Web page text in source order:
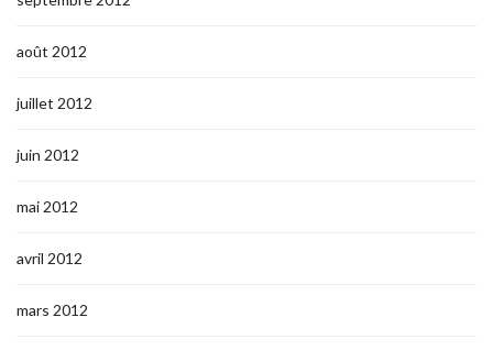
août 2012
juillet 2012
juin 2012
mai 2012
avril 2012
mars 2012